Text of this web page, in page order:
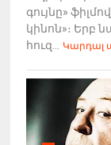
գույնը»
կինոն»։ Երբ
հուզ...
Կարդալ